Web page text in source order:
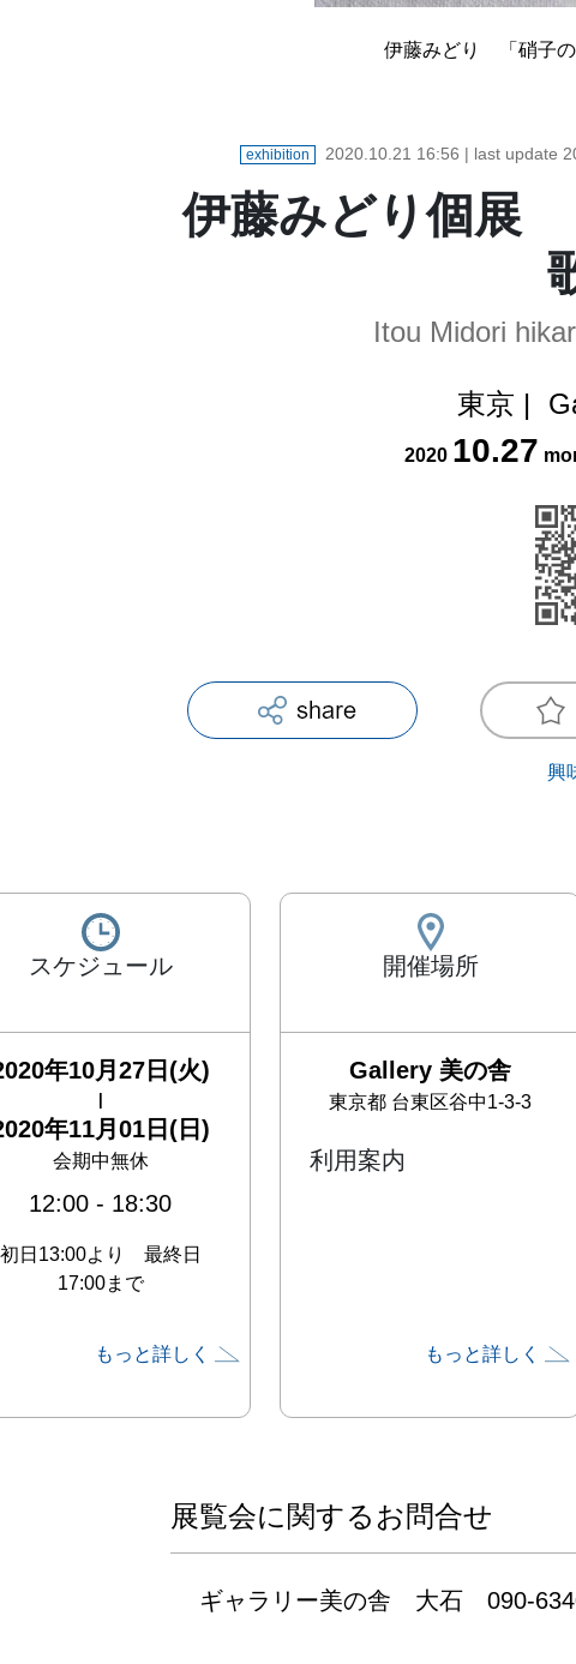
伊藤みどり 「硝子の
exhibition 2020.10.21 16:56 | last update
伊藤みどり個展
Itou Midori
東京 |
2020 10.27
興
スケジュール
年10月27日(火)
年11月01日(日)
会期中無休
12:00 - 18:30
初日13:00より 最終日
17:00まで
もっと詳しく
開催場所
Gallery 美の舎
東京都 台東区谷中1-3-3
利用案内
もっと詳しく
展覧会に関するお問合せ
ギャラリー美の舎　大石　090-